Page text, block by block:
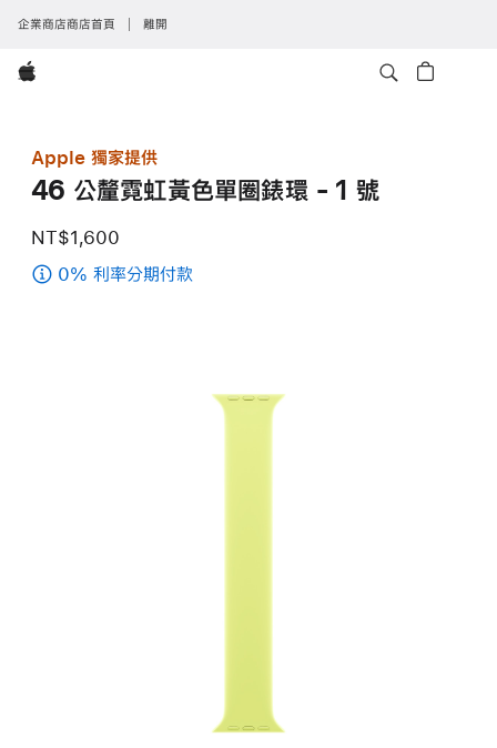
企業商店商店首頁 離開
Apple
Apple 獨家提供
46 公釐霓虹黃色單圈錶環 - 1 號
NT$1,600
0% 利率分期付款